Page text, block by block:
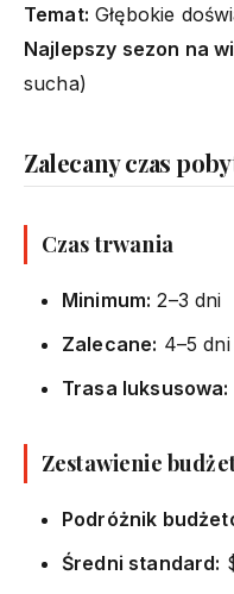
Temat: Głębokie
Najlepszy sezon na
sucha)
Zalecany czas
Czas trwania
Minimum: 2–3 dni
Zalecane: 4–5
Trasa luksusowa:
Zestawienie
Podróżnik
Średni standard: